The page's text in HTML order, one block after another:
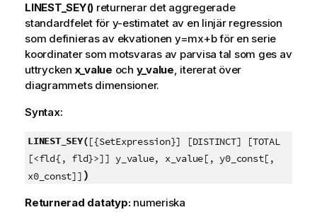
LINEST_SEY() returnerar det aggregerade
standardfelet för y-estimatet av en linjär regression
som definieras av ekvationen y=mx+bför en serie
koordinater som motsvaras av parvisa tal som ges av
uttrycken x_value och y_value, itererat över
diagrammets dimensioner.
Syntax:
LINEST_SEY([{SetExpression}] [DISTINCT] [TOTAL
[<fld{, fld}>]] y_value, x_value[, y0_const[,
x0_const]] )
Returnerad datatyp: numeriska